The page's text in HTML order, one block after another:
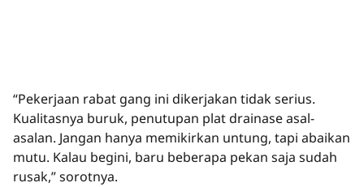
“Pekerjaan rabat gang ini dikerjakan tidak serius.
Kualitasnya buruk, penutupan plat drainase asal-
asalan. Jangan hanya memikirkan untung, tapi abaikan
mutu. Kalau begini, baru beberapa pekan saja sudah
rusak,” sorotnya.